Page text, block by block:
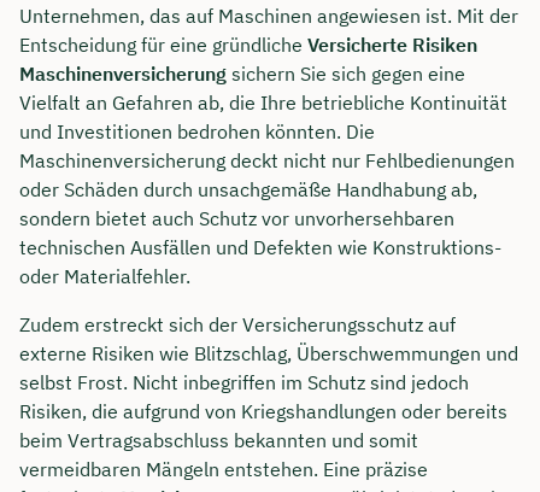
Unternehmen, das auf Maschinen angewiesen ist. Mit der
Entscheidung für eine gründliche Versicherte Risiken
Maschinenversicherung sichern Sie sich gegen eine
Vielfalt an Gefahren ab, die Ihre betriebliche Kontinuität
und Investitionen bedrohen könnten. Die
Maschinenversicherung deckt nicht nur Fehlbedienungen
oder Schäden durch unsachgemäße Handhabung ab,
sondern bietet auch Schutz vor unvorhersehbaren
technischen Ausfällen und Defekten wie Konstruktions-
oder Materialfehler.
Zudem erstreckt sich der Versicherungsschutz auf
externe Risiken wie Blitzschlag, Überschwemmungen und
selbst Frost. Nicht inbegriffen im Schutz sind jedoch
Risiken, die aufgrund von Kriegshandlungen oder bereits
beim Vertragsabschluss bekannten und somit
vermeidbaren Mängeln entstehen. Eine präzise